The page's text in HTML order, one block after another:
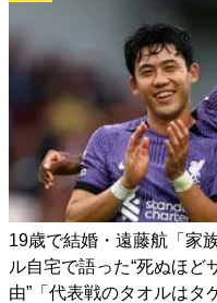
19歳で結婚・遠藤航「家
ル自宅で語った“死ぬほど
由”「代表戦のタオルはタ